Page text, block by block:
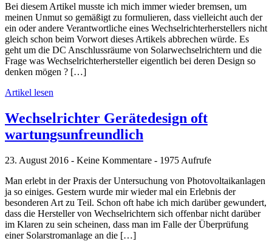
Bei diesem Artikel musste ich mich immer wieder bremsen, um
meinen Unmut so gemäßigt zu formulieren, dass vielleicht auch der
ein oder andere Verantwortliche eines Wechselrichterherstellers nicht
gleich schon beim Vorwort dieses Artikels abbrechen würde. Es
geht um die DC Anschlussräume von Solarwechselrichtern und die
Frage was Wechselrichterhersteller eigentlich bei deren Design so
denken mögen ? […]
Artikel lesen
Wechselrichter Gerätedesign oft
wartungsunfreundlich
23. August 2016 - Keine Kommentare - 1975 Aufrufe
Man erlebt in der Praxis der Untersuchung von Photovoltaikanlagen
ja so einiges. Gestern wurde mir wieder mal ein Erlebnis der
besonderen Art zu Teil. Schon oft habe ich mich darüber gewundert,
dass die Hersteller von Wechselrichtern sich offenbar nicht darüber
im Klaren zu sein scheinen, dass man im Falle der Überprüfung
einer Solarstromanlage an die […]